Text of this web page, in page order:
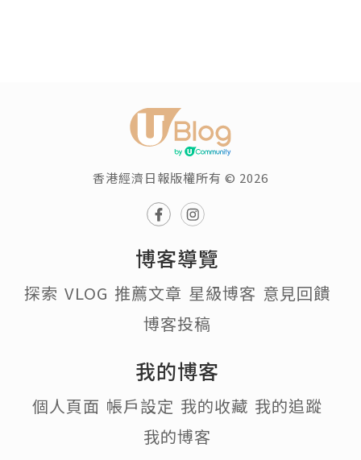
香港經濟日報版權所有 © 2026
博客導覽
探索 VLOG 推薦文章 星級博客 意見回饋
博客投稿
我的博客
個人頁面 帳戶設定 我的收藏 我的追蹤
我的博客